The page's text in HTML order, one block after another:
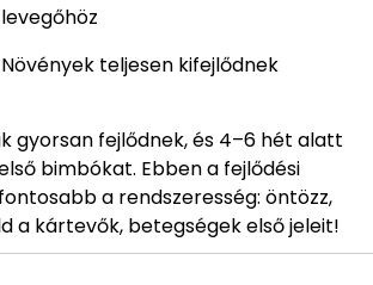
levegőhöz
Növények teljesen kifejlődnek
gyorsan fejlődnek, és 4–6 hét alatt
bimbókat. Ebben a fejlődési
a rendszeresség: öntözz,
a kártevők, betegségek első jeleit!